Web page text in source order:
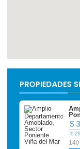
PROPIEDADES
$
€
140